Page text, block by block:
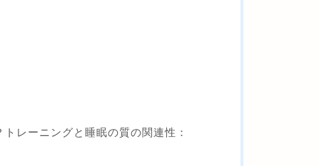
レーニングと睡眠の質の関連性：